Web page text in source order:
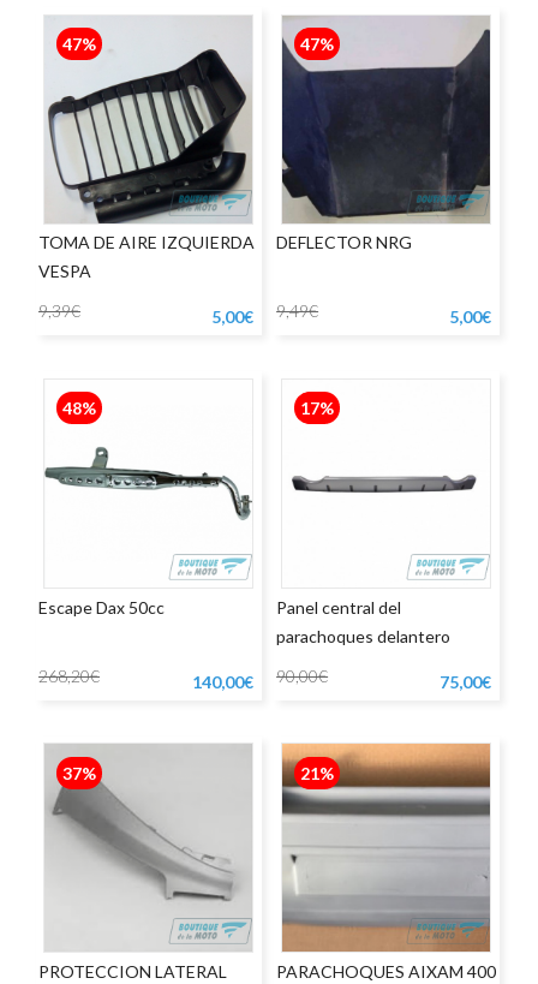
47%
TOMA DE AIRE IZQUIERDA
VESPA
9,39€
5,00€
47%
DEFLECTOR NRG
9,49€ 5,00€
48%
Escape Dax 50cc
268,20€ 140,00€
17%
Panel central del
parachoques delantero
90,00€ 75,00€
37%
PROTECCION LATERAL
21%
PARACHOQUES AIXAM 400